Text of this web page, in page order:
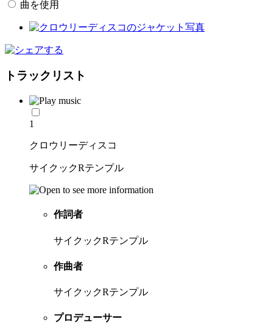
曲を使用
トラックリスト
1
クロウリーディスコ
サイクックRテンプル
作詞者
サイクックRテンプル
作曲者
サイクックRテンプル
プロデューサー